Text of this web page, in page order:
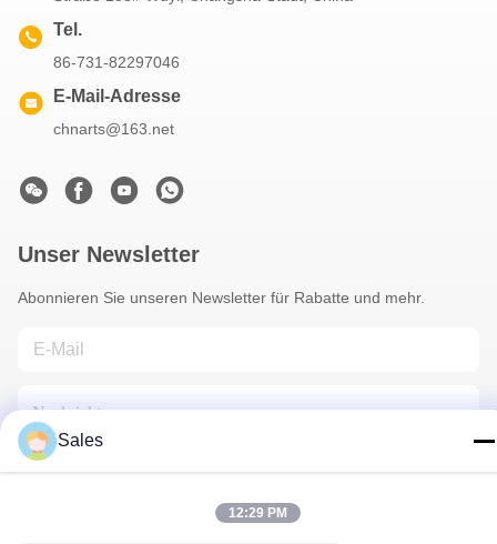
Tel.
86-731-82297046
E-Mail-Adresse
chnarts@163.net
Unser Newsletter
Abonnieren Sie unseren Newsletter für Rabatte und mehr.
Sales
12:29 PM